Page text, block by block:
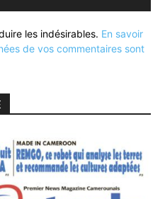
les indésirables. En savoir
de vos commentaires sont